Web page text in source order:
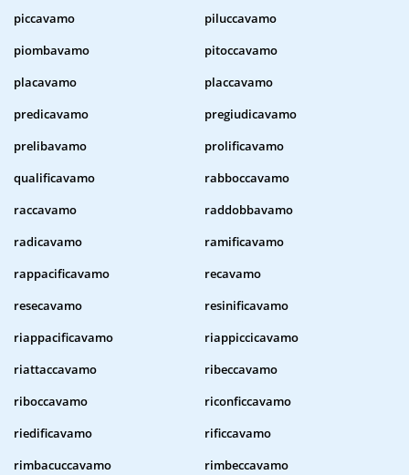
piccavamo
piluccavamo
piombavamo
pitoccavamo
placavamo
placcavamo
predicavamo
pregiudicavamo
prelibavamo
prolificavamo
qualificavamo
rabboccavamo
raccavamo
raddobbavamo
radicavamo
ramificavamo
rappacificavamo
recavamo
resecavamo
resinificavamo
riappacificavamo
riappiccicavamo
riattaccavamo
ribeccavamo
riboccavamo
riconficcavamo
riedificavamo
rificcavamo
rimbacuccavamo
rimbeccavamo